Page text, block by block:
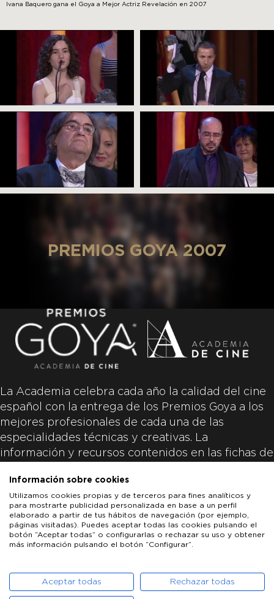
Ivana Baquero gana el Goya a Mejor Actriz Revelación en 2007
PREMIOS GOYA 2007
La Academia celebra cada año la calidad del cine
español con la entrega de los Premios Goya a los
mejores profesionales de cada una de las
especialidades técnicas y creativas. La
información y recursos contenidos en las fichas de
productoras de las películas y responsabilidad
única y exclusiva de las mismas.
ACADEMIA DE CINE
PATROCINADORES PRENSA CONTACTO
Información sobre cookies
Utilizamos cookies propias y de terceros para fines analíticos y
para mostrarte publicidad personalizada en base a un perfil
elaborado a partir de tus hábitos de navegación (por ejemplo,
páginas visitadas). Puedes aceptar todas las cookies pulsando el
botón “Aceptar todas” o configurarlas o rechazar su uso y obtener
más información pulsando el botón “Configurar”.
Aceptar todas Rechazar todas